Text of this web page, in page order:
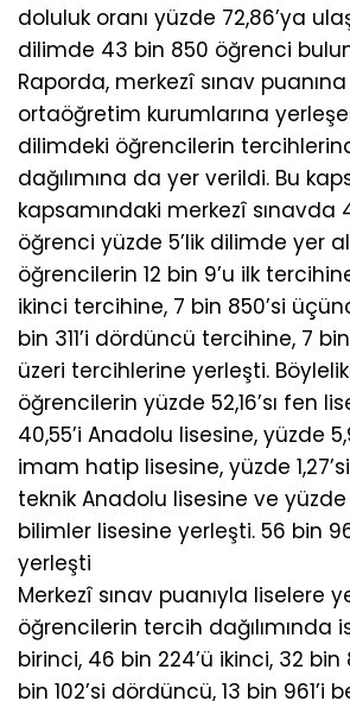
doluluk oranı yüzde 72,86’ya
dilimde 43 bin 850 öğrenci
Raporda, merkezî sınav
ortaöğretim kurumlarına
dilimdeki öğrencilerin
dağılımına da yer verildi. Bu
kapsamındaki merkezî sınavda
öğrenci yüzde 5’lik dilimde yer
öğrencilerin 12 bin 9’u ilk
ikinci tercihine, 7 bin 850’si
bin 311’i dördüncü tercihine, 7
üzeri tercihlerine yerleşti.
öğrencilerin yüzde 52,16’sı fen
40,55’i Anadolu lisesine, yüzde
imam hatip lisesine, yüzde
teknik Anadolu lisesine ve yüzde
bilimler lisesine yerleşti. 56 bin
yerleşti
Merkezî sınav puanıyla liselere
öğrencilerin tercih dağılımında
birinci, 46 bin 224’ü ikinci, 32 bin
bin 102’si dördüncü, 13 bin 961’i